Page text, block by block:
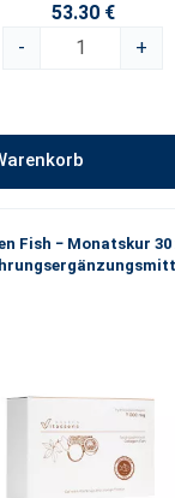
53.30 €
-
+
Fish − Monatskur 30